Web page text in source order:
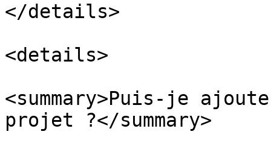
</details>
<details>
<summary>Puis-je
projet ?</summary>